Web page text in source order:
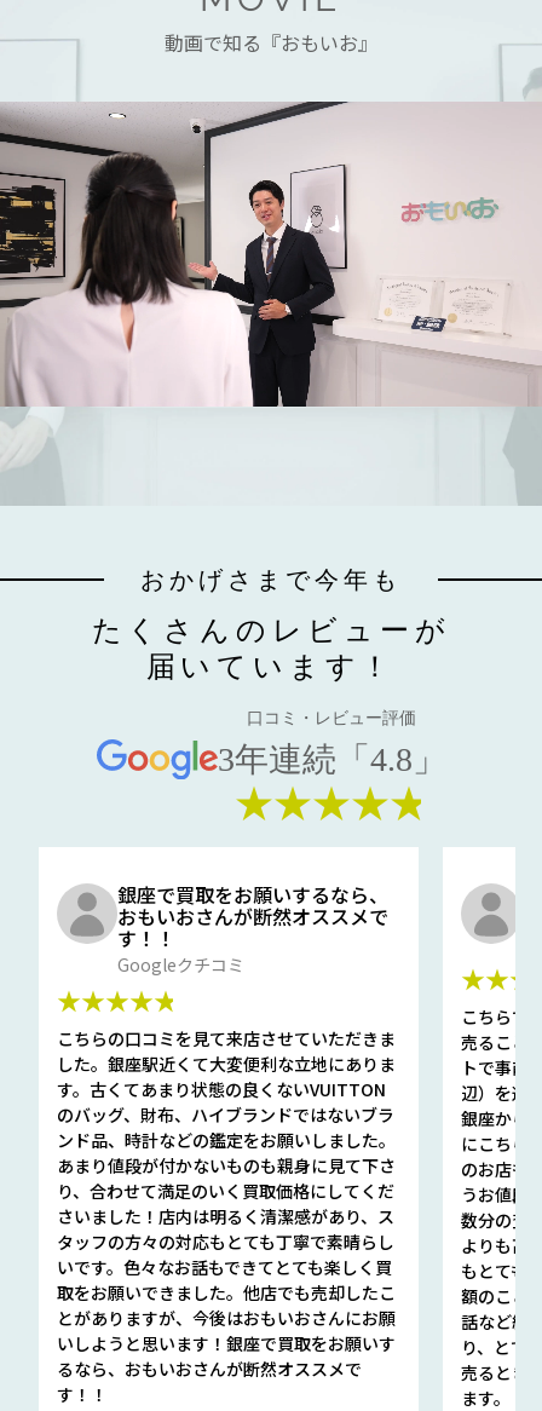
動画で知る『おもいお』
おかげさまで今年も
たくさんのレビューが
届いています！
口コミ・レビュー評価
3年連続「4.8」
★★★★★
銀座で買取をお願いするなら、
おもいおさんが断然オススメで
す！！
Googleクチコミ
★★★★★
こちらの口コミを見て来店させていただきま
した。銀座駅近くて大変便利な立地にありま
す。古くてあまり状態の良くないVUITTON
のバッグ、財布、ハイブランドではないブラ
ンド品、時計などの鑑定をお願いしました。
あまり値段が付かないものも親身に見て下さ
り、合わせて満足のいく買取価格にしてくだ
さいました！店内は明るく清潔感があり、ス
タッフの方々の対応もとても丁寧で素晴らし
いです。色々なお話もできてとても楽しく買
取をお願いできました。他店でも売却したこ
とがありますが、今後はおもいおさんにお願
いしようと思います！銀座で買取をお願いす
るなら、おもいおさんが断然オススメで
す！！
こちらで
売ること
トで事前
辺）を選
銀座から
にこちら
のお店も
うお値段
数分の査
よりも高
もとても
額のこと
話など細
り、とて
売るとき
ます。